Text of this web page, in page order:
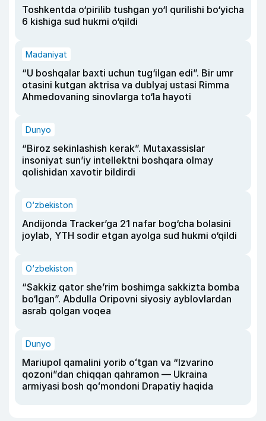
Toshkentda o‘pirilib tushgan yo‘l qurilishi bo‘yicha
6 kishiga sud hukmi o‘qildi
Madaniyat
“U boshqalar baxti uchun tug‘ilgan edi”. Bir umr
otasini kutgan aktrisa va dublyaj ustasi Rimma
Ahmedovaning sinovlarga to‘la hayoti
Dunyo
“Biroz sekinlashish kerak”. Mutaxassislar
insoniyat sun’iy intellektni boshqara olmay
qolishidan xavotir bildirdi
O‘zbekiston
Andijonda Tracker’ga 21 nafar bog‘cha bolasini
joylab, YTH sodir etgan ayolga sud hukmi o‘qildi
O‘zbekiston
“Sakkiz qator she’rim boshimga sakkizta bomba
bo‘lgan”. Abdulla Oripovni siyosiy ayblovlardan
asrab qolgan voqea
Dunyo
Mariupol qamalini yorib oʻtgan va “Izvarino
qozoni”dan chiqqan qahramon — Ukraina
armiyasi bosh qoʻmondoni Drapatiy haqida